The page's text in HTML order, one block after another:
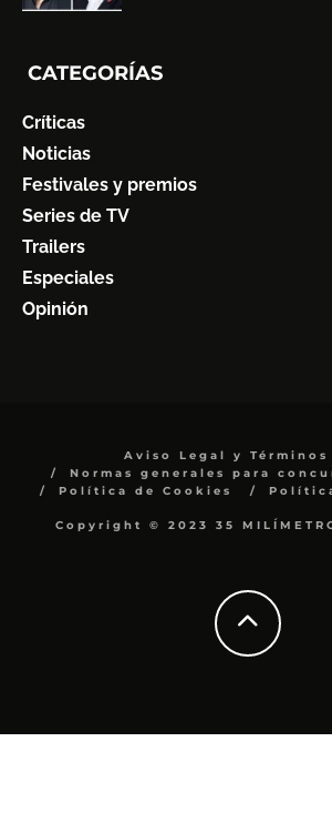
CATEGORÍAS
Críticas
Noticias
Festivales y premios
Series de TV
Trailers
Especiales
Opinión
Aviso Legal y Términos
Normas generales para
Política de Cookies
Copyright © 2023 35